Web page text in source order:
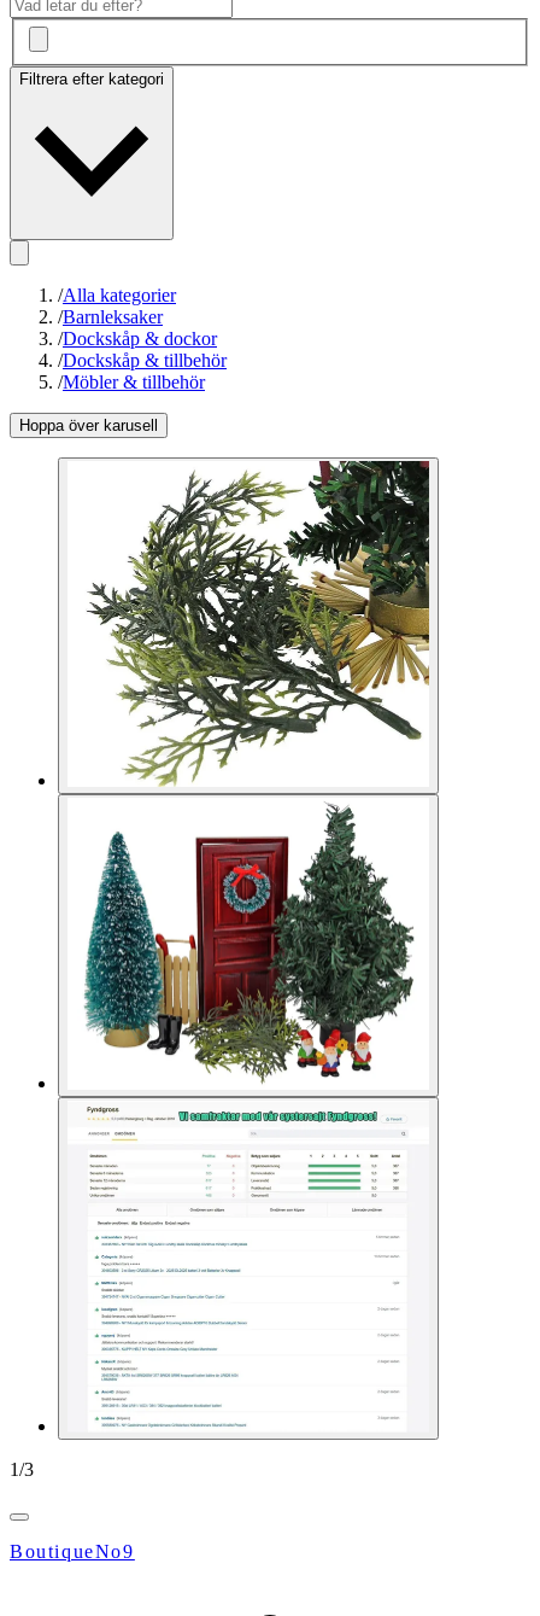
Filtrera efter kategori
/Alla kategorier
/Barnleksaker
/Dockskåp & dockor
/Dockskåp & tillbehör
/Möbler & tillbehör
Hoppa över karusell
1/3
BoutiqueNo9